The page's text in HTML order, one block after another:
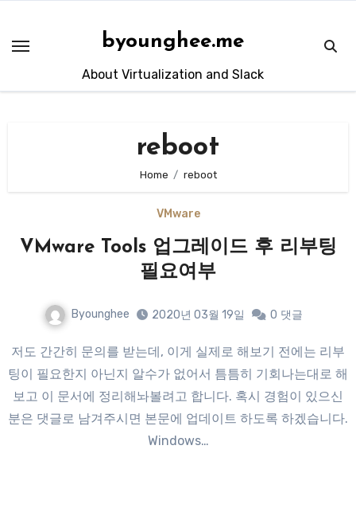
content
byounghee.me
About Virtualization and Slack
reboot
Home reboot
VMware
VMware Tools 업그레이드 후 리부팅
필요여부
Byounghee 2020년 03월 19일 0 댓글
저도 간간히 문의를 받는데, 이게 실제로 해보기 전에는 리부
팅이 필요한지 아닌지 알수가 없어서 틈틈히 기회나는대로 해
보고 이 문서에 정리해놔볼려고 합니다. 혹시 경험이 있으신
분은 댓글로 남겨주시면 본문에 업데이트 하도록 하겠습니다.
Windows…